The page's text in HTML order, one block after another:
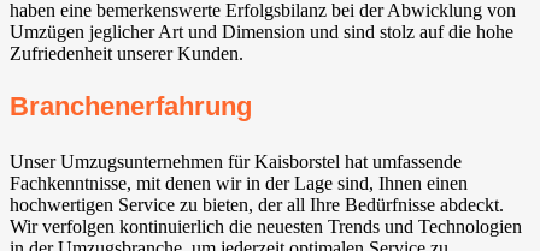
haben eine bemerkenswerte Erfolgsbilanz bei der Abwicklung von
Umzügen jeglicher Art und Dimension und sind stolz auf die hohe
Zufriedenheit unserer Kunden.
Branchenerfahrung
Unser Umzugsunternehmen für Kaisborstel hat umfassende
Fachkenntnisse, mit denen wir in der Lage sind, Ihnen einen
hochwertigen Service zu bieten, der all Ihre Bedürfnisse abdeckt.
Wir verfolgen kontinuierlich die neuesten Trends und Technologien